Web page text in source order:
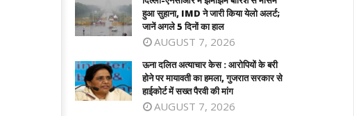
दिल्ली-एनसीआर में झमाझम बारिश से मौसम हुआ
सुहाना, IMD ने जारी किया येलो अलर्ट; जानें
अगले 5 दिनों का हाल
ऊना दलित अत्याचार केस : आरोपियों के बरी होने
पर मायावती का हमला, गुजरात सरकार से
में सख्त पैरवी की मांग
हुआ सुहाना, IMD ने जारी किया येलो अलर्ट;
जानें अगले 5 दिनों का हाल
AUGUST 7, 2026
ऊना दलित अत्याचार केस : आरोपियों के बरी
होने पर मायावती का हमला, गुजरात सरकार से
हाईकोर्ट में सख्त पैरवी की मांग
AUGUST 7, 2026